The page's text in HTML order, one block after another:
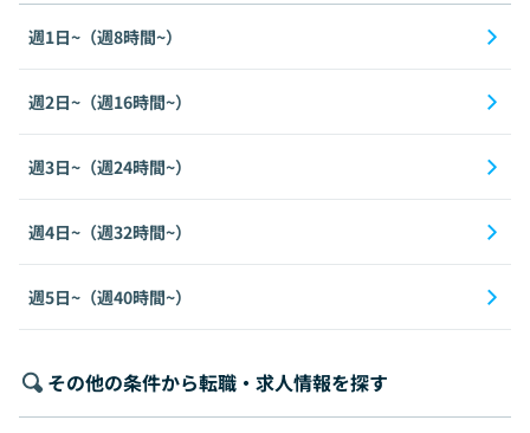
週1日~（週8時間~）
週2日~（週16時間~）
週3日~（週24時間~）
週4日~（週32時間~）
週5日~（週40時間~）
その他の条件から転職・求人情報を探す